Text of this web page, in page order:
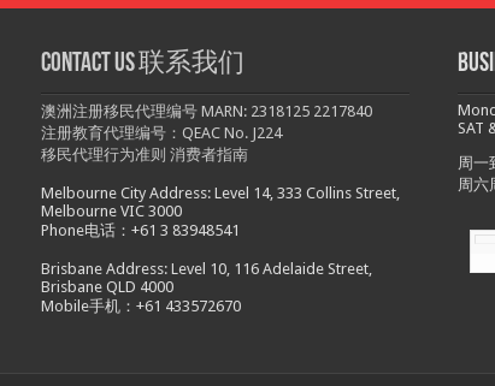
Contact us 联系我们
澳洲注册移民代理编号 MARN: 2318125 2217840
注册教育代理编号：QEAC No. J224
移民代理行为准则 消费者指南
Melbourne City Address: Level 14, 333 Collins Street,
Melbourne VIC 3000
Phone电话：+61 3 83948541
Brisbane Address: Level 10, 116 Adelaide Street,
Brisbane QLD 4000
Mobile手机：+61 433572670
SAT
周一
周六